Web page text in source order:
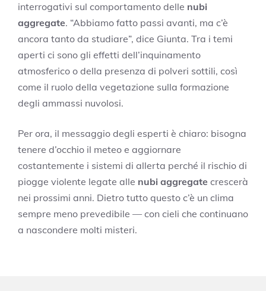
interrogativi sul comportamento delle nubi
aggregate. “Abbiamo fatto passi avanti, ma c’è
ancora tanto da studiare”, dice Giunta. Tra i temi
aperti ci sono gli effetti dell’inquinamento
atmosferico o della presenza di polveri sottili, così
come il ruolo della vegetazione sulla formazione
degli ammassi nuvolosi.
Per ora, il messaggio degli esperti è chiaro: bisogna
tenere d’occhio il meteo e aggiornare
costantemente i sistemi di allerta perché il rischio di
piogge violente legate alle nubi aggregate crescerà
nei prossimi anni. Dietro tutto questo c’è un clima
sempre meno prevedibile — con cieli che continuano
a nascondere molti misteri.